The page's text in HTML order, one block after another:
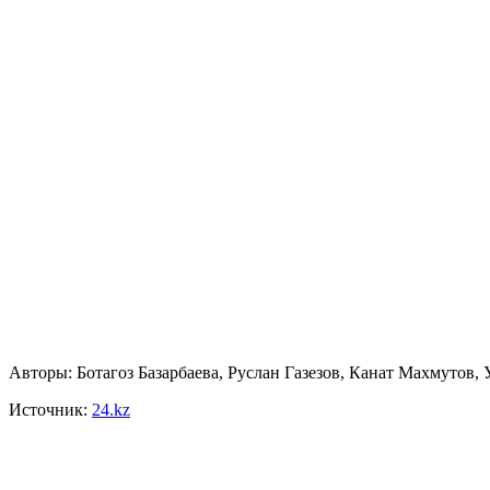
Авторы: Ботагоз Базарбаева, Руслан Газезов, Канат Махмутов,
Источник: 24.kz